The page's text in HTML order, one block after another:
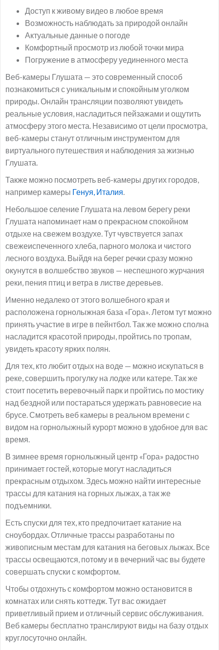
Доступ к живому видео в любое время
Возможность наблюдать за природой онлайн
Актуальные данные о погоде
Комфортный просмотр из любой точки мира
Погружение в атмосферу уединенного места
Веб-камеры Глушата — это современный способ
познакомиться с уникальным и спокойным уголком
природы. Онлайн трансляции позволяют увидеть
реальные условия, насладиться пейзажами и ощутить
атмосферу этого места. Независимо от цели просмотра,
веб-камеры станут отличным инструментом для
виртуального путешествия и наблюдения за жизнью
Глушата.
Также можно посмотреть веб-камеры других городов,
например камеры Генуя, Италия.
Небольшое селение Глушата на левом берегу реки
Глушата напоминает нам о прекрасном спокойном
отдыхе на свежем воздухе. Тут чувствуется запах
свежеиспеченного хлеба, парного молока и чистого
лесного воздуха. Выйдя на берег речки сразу можно
окунутся в волшебство звуков — неспешного журчания
реки, пения птиц и ветра в листве деревьев.
Именно недалеко от этого волшебного края и
расположена горнолыжная база «Гора». Летом тут можно
принять участие в игре в пейнтбол. Так же можно сполна
насладится красотой природы, пройтись по тропам,
увидеть красоту ярких полян.
Для тех, кто любит отдых на воде — можно искупаться в
реке, совершить прогулку на лодке или катере. Так же
стоит посетить веревочный парк и пройтись по мостику
над бездной или постараться удержать равновесие на
брусе. Смотреть веб камеры в реальном времени с
видом на горнолыжный курорт можно в удобное для вас
время.
В зимнее время горнолыжный центр «Гора» радостно
принимает гостей, которые могут насладиться
прекрасным отдыхом. Здесь можно найти интересные
трассы для катания на горных лыжах, а так же
подъемники.
Есть спуски для тех, кто предпочитает катание на
сноубордах. Отличные трассы разработаны по
живописным местам для катания на беговых лыжах. Все
трассы освещаются, потому и в вечерний час вы будете
совершать спуски с комфортом.
Чтобы отдохнуть с комфортом можно остановится в
комнатах или снять коттедж. Тут вас ожидает
приветливый прием и отличный сервис обслуживания.
Веб камеры бесплатно транслируют виды на базу отдых
круглосуточно онлайн.